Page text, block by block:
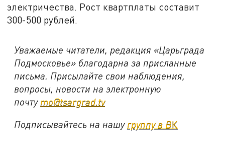
электричества. Рост квартплаты составит
300-500 рублей.
Уважаемые читатели, редакция «Царьграда
Подмосковье» благодарна за присланные
письма. Присылайте свои наблюдения,
вопросы, новости на электронную
почту mo@tsargrad.tv
Подписывайтесь на нашу группу в ВК